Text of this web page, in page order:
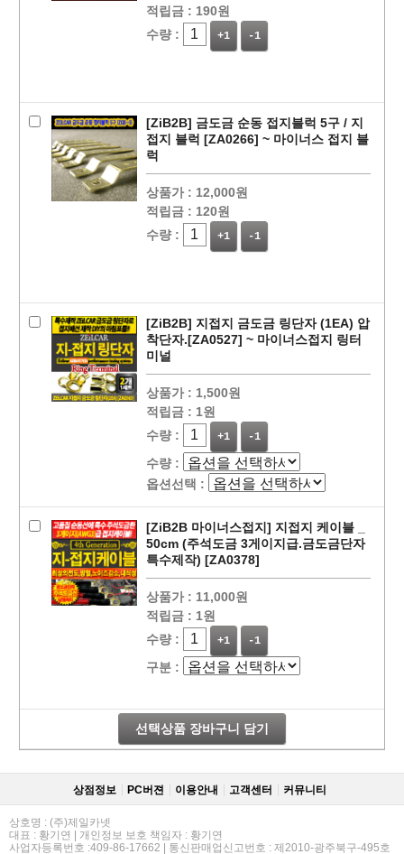
적립금 : 190원
수량 :
+1 -1
[ZiB2B] 금도금 순동 접지블럭 5구 / 지
접지 블럭 [ZA0266] ~ 마이너스 접지 블
럭
상품가 : 12,000원
적립금 : 120원
수량 :
+1 -1
[ZiB2B] 지접지 금도금 링단자 (1EA) 압
착단자.[ZA0527] ~ 마이너스접지 링터
미널
상품가 : 1,500원
적립금 : 1원
수량 :
+1 -1
수량 :
옵션선택 :
[ZiB2B 마이너스접지] 지접지 케이블 _
50cm (주석도금 3게이지급.금도금단자
특수제작) [ZA0378]
상품가 : 11,000원
적립금 : 1원
수량 :
+1 -1
구분 :
선택상품 장바구니 담기
상점정보 PC버젼 이용안내 고객센터 커뮤니티
상호명 : (주)제일카넷
대표 : 황기연 | 개인정보 보호 책임자 : 황기연
사업자등록번호 :409-86-17662 | 통신판매업신고번호 : 제2010-광주북구-495호